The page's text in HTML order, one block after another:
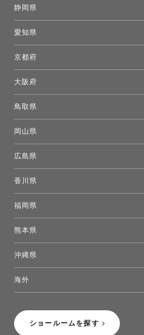
ショールームを探す
FLOS｜フロスデザインスペース青山
静岡県
愛知県
京都府
大阪府
鳥取県
岡山県
広島県
香川県
福岡県
熊本県
沖縄県
海外